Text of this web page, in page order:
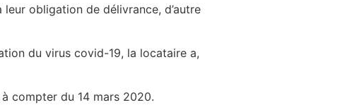
obligation de délivrance, d’autre
du virus covid-19, la locataire a,
compter du 14 mars 2020.